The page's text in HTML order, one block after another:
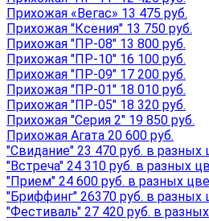
Прихожая «Вегас» 13 475 руб.
Прихожая "Ксения" 13 750 руб.
Прихожая "ПР-08" 13 800 руб.
Прихожая "ПР-10" 16 100 руб.
Прихожая "ПР-09" 17 200 руб.
Прихожая "ПР-01" 18 010 руб.
Прихожая "ПР-05" 18 320 руб.
Прихожая "Серия 2" 19 850 руб.
Прихожая Агата 20 600 руб.
"Свидание" 23 470 руб. в разных
"Встреча" 24 310 руб. в разных
"Прием" 24 600 руб. в разных
"Бриффинг" 26370 руб. в разных
"Фестиваль" 27 420 руб. в